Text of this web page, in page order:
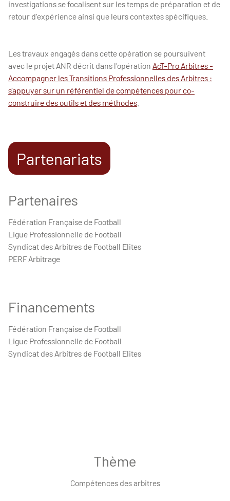
investigations se focalisent sur les temps de préparation et de
retour d'expérience ainsi que leurs contextes spécifiques.
Les travaux engagés dans cette opération se poursuivent
avec le projet ANR décrit dans l'opération AcT-Pro Arbitres -
Accompagner les Transitions Professionnelles des Arbitres :
s’appuyer sur un référentiel de compétences pour co-
construire des outils et des méthodes
Partenariats
Partenaires
Fédération Française de Football
Ligue Professionnelle de Football
Syndicat des Arbitres de Football Elites
PERF Arbitrage
Financements
Fédération Française de Football
Ligue Professionnelle de Football
Syndicat des Arbitres de Football Elites
Thème
Compétences des arbitres